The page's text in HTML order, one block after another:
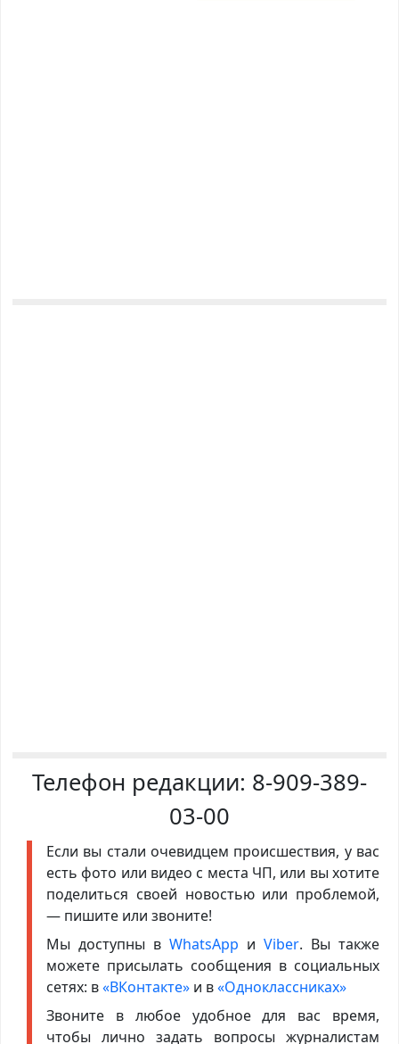
Телефон редакции: 8-909-389-
03-00
Если вы стали очевидцем происшествия, у вас
есть фото или видео с места ЧП, или вы хотите
поделиться своей новостью или проблемой,
— пишите или звоните!
Мы доступны в WhatsApp иViber. Вы также
можете присылать сообщения в социальных
сетях: в«ВКонтакте»и в«Одноклассниках»
Звоните в любое удобное для вас время,
чтобы лично задать вопросы журналистам